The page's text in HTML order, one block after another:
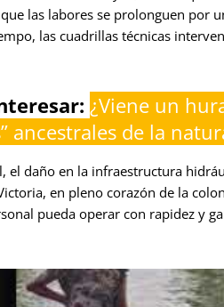
las labores se prolonguen por
las cuadrillas técnicas
¿Viene un
ancestrales de la
el daño en la infraestructura
en pleno corazón de la
pueda operar con rapidez y